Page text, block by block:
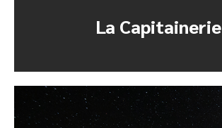
La Capitainerie